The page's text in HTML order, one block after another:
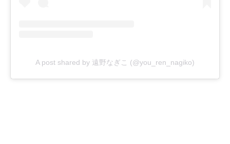
A post shared by 遠野なぎこ (@you_ren_nagiko)